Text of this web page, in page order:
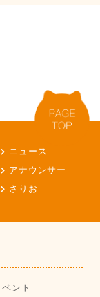
ニュース
アナウンサー
さりお
ベント